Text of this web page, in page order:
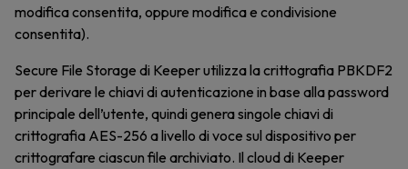
modifica consentita, oppure modifica e condivisione
consentita).
Secure File Storage di Keeper utilizza la crittografia PBKDF2
per derivare le chiavi di autenticazione in base alla password
principale dell’utente, quindi genera singole chiavi di
crittografia AES-256 a livello di voce sul dispositivo per
crittografare ciascun file archiviato. Il cloud di Keeper